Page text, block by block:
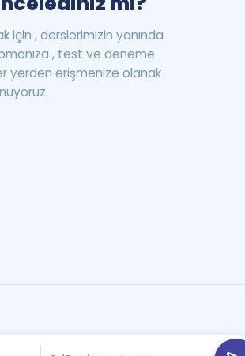
için , derslerimizin yanında
, test ve deneme
yerden erişmenize olanak